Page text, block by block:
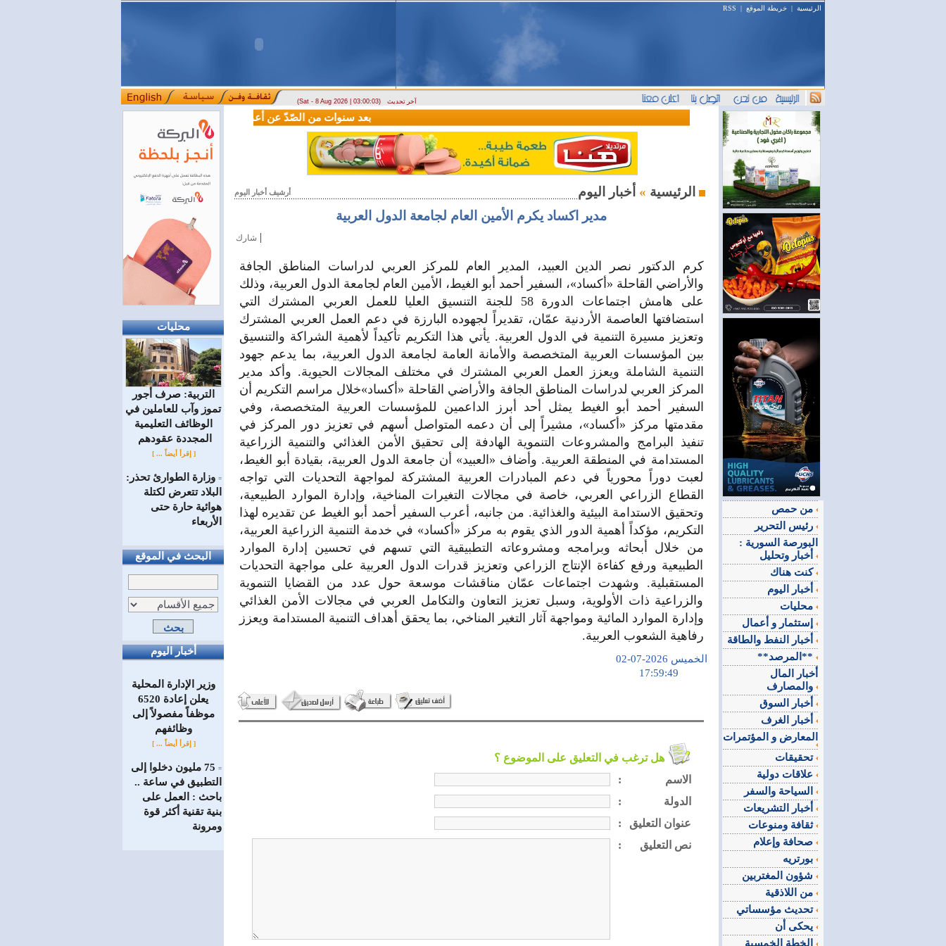
الرئيسية | خريطة الموقع |
RSS
(Sat - 8 Aug 2026 | 03:00:03) آخر تحديث
محليات
التربية: صرف أجور
تموز وآب للعاملين في
الوظائف ‏التعليمية
المجددة عقودهم ‏
[ إقرأ أيضاً ... ]
= وزارة الطوارئ تحذر:
البلاد تتعرض لكتلة
هوائية حارة حتى
الأربعاء
البحث في الموقع
أخبار اليوم
وزير الإدارة المحلية
يعلن إعادة 6520
موظفاً مفصولاً إلى
‏وظائفهم
[ إقرأ أيضاً ... ]
=
75 مليون دخلوا إلى
التطبيق في ساعة ..
باحث : العمل على
بنية تقنية أكثر قوة
ومرونة
بعد سنوات من الصّدّ عن أعماله.. القاصّ والرّوائي عبد الله النّفاخ يقدّم "تأملات في
أرشيف أخبار اليوم الرئيسية »
مدير اكساد يكرم الأمين العام لجامعة الدول العربية
شارك |
كرم الدكتور نصر الدين العبيد، المدير العام للمركز العربي لدراسات المناطق الجافة
والأراضي القاحلة «أكساد»، السفير أحمد أبو الغيط، الأمين العام لجامعة الدول العربية، وذلك
على هامش اجتماعات الدورة 58 للجنة التنسيق العليا للعمل العربي المشترك التي
استضافتها العاصمة الأردنية عمّان، تقديراً لجهوده البارزة في دعم العمل العربي المشترك
وتعزيز مسيرة التنمية في الدول العربية. يأتي هذا التكريم تأكيداً لأهمية الشراكة والتنسيق
بين المؤسسات العربية المتخصصة والأمانة العامة لجامعة الدول العربية، بما يدعم جهود
التنمية الشاملة ويعزز العمل العربي المشترك في مختلف المجالات الحيوية. وأكد مدير
المركز العربي لدراسات المناطق الجافة والأراضي القاحلة «أكساد»خلال مراسم التكريم أن
السفير أحمد أبو الغيط يمثل أحد أبرز الداعمين للمؤسسات العربية المتخصصة، وفي
مقدمتها مركز «أكساد»، مشيراً إلى أن دعمه المتواصل أسهم في تعزيز دور المركز في
تنفيذ البرامج والمشروعات التنموية الهادفة إلى تحقيق الأمن الغذائي والتنمية الزراعية
المستدامة في المنطقة العربية. وأضاف «العبيد» أن جامعة الدول العربية، بقيادة أبو الغيط،
لعبت دوراً محورياً في دعم المبادرات العربية المشتركة لمواجهة التحديات التي تواجه
القطاع الزراعي العربي، خاصة في مجالات التغيرات المناخية، وإدارة الموارد الطبيعية،
وتحقيق الاستدامة البيئية والغذائية. من جانبه، أعرب السفير أحمد أبو الغيط عن تقديره لهذا
التكريم، مؤكداً أهمية الدور الذي يقوم به مركز «أكساد» في خدمة التنمية الزراعية العربية،
من خلال أبحاثه وبرامجه ومشروعاته التطبيقية التي تسهم في تحسين إدارة الموارد
الطبيعية ورفع كفاءة الإنتاج الزراعي وتعزيز قدرات الدول العربية على مواجهة التحديات
المستقبلية. وشهدت اجتماعات عمّان مناقشات موسعة حول عدد من القضايا التنموية
والزراعية ذات الأولوية، وسبل تعزيز التعاون والتكامل العربي في مجالات الأمن الغذائي
وإدارة الموارد المائية ومواجهة آثار التغير المناخي، بما يحقق أهداف التنمية المستدامة ويعزز
رفاهية الشعوب العربية.
الخميس 2026-07-02
هل ترغب في التعليق على الموضوع ؟
:
الاسم
:
الدولة
:
عنوان التعليق
:
نص التعليق
البورصة السورية :
كنت هناك
**المرصد**
أخبار المال
المعارض و المؤتمرات
تحقيقات
ثقافة ومنوعات
تحديث مؤسساتي